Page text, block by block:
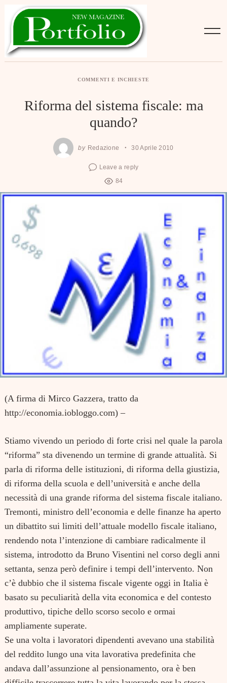
COMMENTI E INCHIESTE
Riforma del sistema fiscale: ma
quando?
by Redazione 30 Aprile 2010
Leave a reply
84
(A firma di Mirco Gazzera, tratto da
http://economia.iobloggo.com) –
Stiamo vivendo un periodo di forte crisi nel quale la parola
“riforma” sta divenendo un termine di grande attualità. Si
parla di riforma delle istituzioni, di riforma della giustizia,
di riforma della scuola e dell’università e anche della
necessità di una grande riforma del sistema fiscale italiano.
Tremonti, ministro dell’economia e delle finanze ha aperto
un dibattito sui limiti dell’attuale modello fiscale italiano,
rendendo nota l’intenzione di cambiare radicalmente il
sistema, introdotto da Bruno Visentini nel corso degli anni
settanta, senza però definire i tempi dell’intervento. Non
c’è dubbio che il sistema fiscale vigente oggi in Italia è
basato su peculiarità della vita economica e del contesto
produttivo, tipiche dello scorso secolo e ormai
ampliamente superate.
Se una volta i lavoratori dipendenti avevano una stabilità
del reddito lungo una vita lavorativa predefinita che
andava dall’assunzione al pensionamento, ora è ben